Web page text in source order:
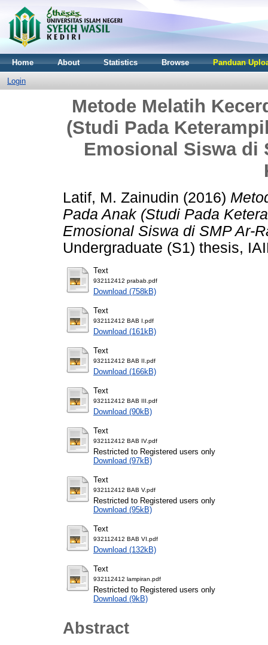
Home About Statistics Browse Panduan
Login
Metode Melatih
(Studi Pada
Emosional Siswa di
Latif, M. Zainudin (2016)
Pada Anak (Studi Pada
Emosional Siswa di SMP Ar-
Undergraduate (S1) thesis,
Text
932112412 prabab.pdf
Download (758kB)
Text
932112412 BAB I.pdf
Download (161kB)
Text
932112412 BAB II.pdf
Download (166kB)
Text
932112412 BAB III.pdf
Download (90kB)
Text
932112412 BAB IV.pdf
Restricted to Registered users only
Download (97kB)
Text
932112412 BAB V.pdf
Restricted to Registered users only
Download (95kB)
Text
932112412 BAB VI.pdf
Download (132kB)
Text
932112412 lampiran.pdf
Restricted to Registered users only
Download (9kB)
Abstract